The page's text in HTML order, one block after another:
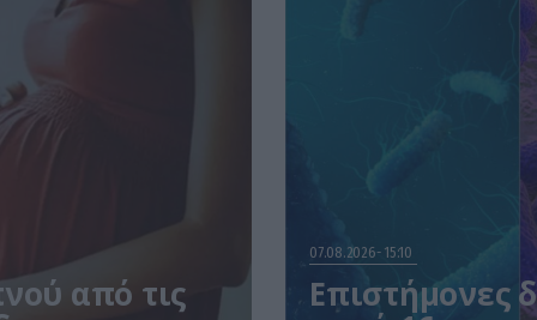
από τις
07.08.2026 15:10
Επιστήμονες